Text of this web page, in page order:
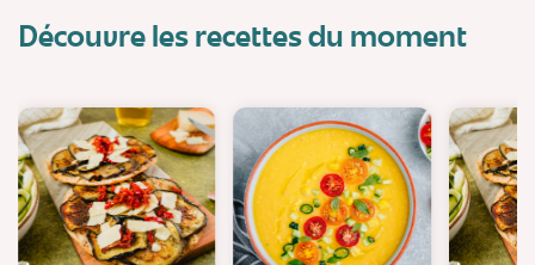
Découvre les recettes du moment